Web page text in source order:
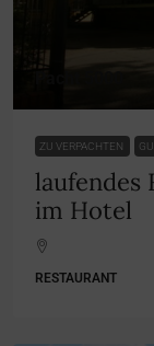
ZU VERPACHTEN
laufendes
im Hotel
RESTAURANT